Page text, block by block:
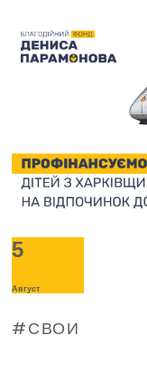
в критических
5
Август
СВОИ